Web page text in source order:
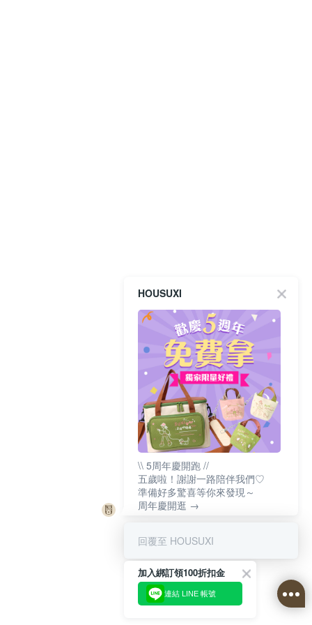
HOUSUXI
\\ 5周年慶開跑 //
五歲啦！謝謝一路陪伴我們♡
準備好多驚喜等你來發現～
周年慶開逛 →
回覆至 HOUSUXI
加入綁訂領100折扣金
連結 LINE 帳號